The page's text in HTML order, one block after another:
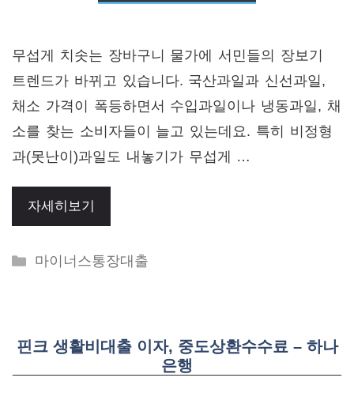
무섭게 치솟는 장바구니 물가에 서민들의 장보기
트렌드가 바뀌고 있습니다. 국산과일과 신선과일,
채소 가격이 폭등하면서 수입과일이나 냉동과일, 채
소를 찾는 소비자들이 늘고 있는데요. 특히 비정형
과(못난이)과일도 내놓기가 무섭게 …
자세히보기
Categories
마이너스통장대출
핀크 생활비대출 이자, 중도상환수수료 – 하나
은행